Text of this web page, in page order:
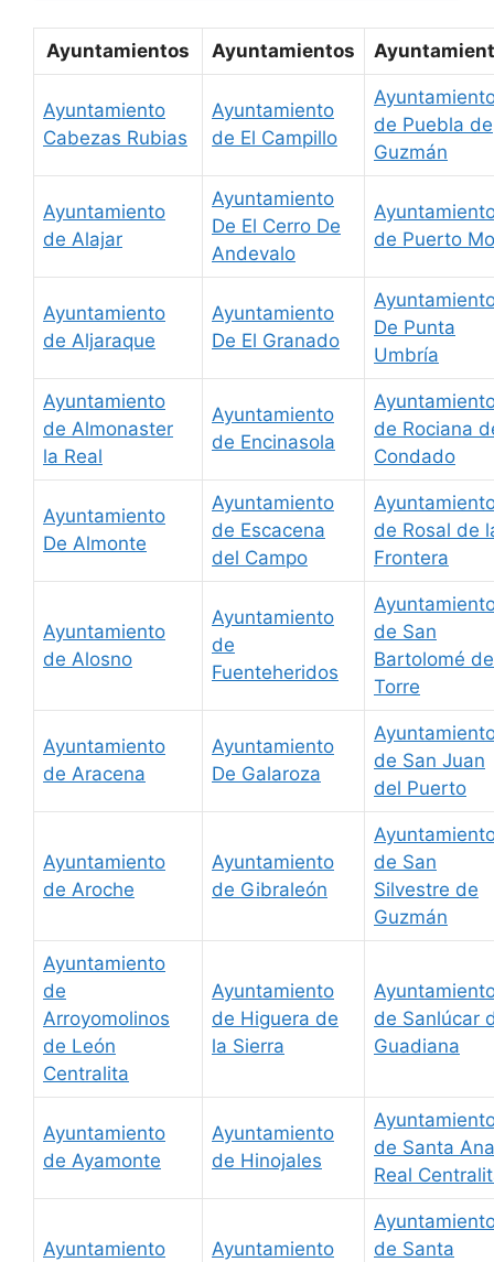
Ayuntamientos Ayuntamientos
Ayuntamiento
Cabezas Rubias
Ayuntamiento
de El Campillo
de Puebla de
Guzmán
Ayuntamiento
de Alajar
Ayuntamiento
De El Cerro De
Andevalo
de Puerto
Ayuntamiento
de Aljaraque
Ayuntamiento
De El Granado
De Punta
Umbría
Ayuntamiento
de Almonaster
la Real
Ayuntamiento
de Encinasola
de Rociana
Condado
Ayuntamiento
De Almonte
Ayuntamiento
de Escacena
del Campo
de Rosal de
Frontera
Ayuntamiento
de Alosno
Ayuntamiento
de
Fuenteheridos
de San
Bartolomé
Torre
Ayuntamiento
de Aracena
Ayuntamiento
De Galaroza
de San Juan
del Puerto
Ayuntamiento
de Aroche
Ayuntamiento
de Gibraleón
de San
Silvestre de
Guzmán
Ayuntamiento
de
Arroyomolinos
de León
Centralita
Ayuntamiento
de Higuera de
la Sierra
de Sanlúcar
Guadiana
Ayuntamiento
de Ayamonte
Ayuntamiento
de Hinojales
de Santa
Real
Ayuntamiento
Ayuntamiento
de Santa